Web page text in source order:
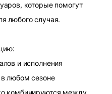
которые помогут
любого случая.
и исполнения
любом сезоне
комбинируются между